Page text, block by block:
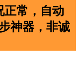
正常，自动
神器，非诚